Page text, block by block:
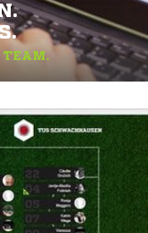
TEAM.